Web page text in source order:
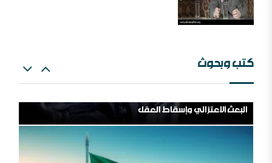
اللهم اشغل الظالمين بالظالمين
كتب وبحوث
البعث الاعتزالي وإسقاط العقل